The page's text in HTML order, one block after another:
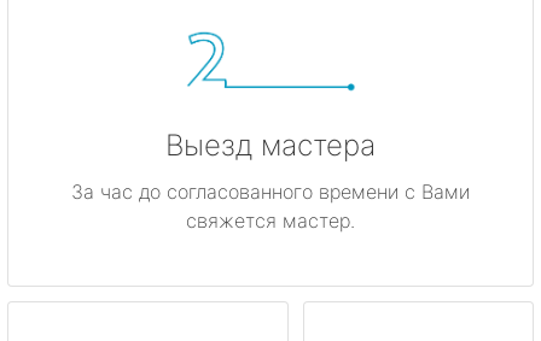
Кириши
Коммунар
Выезд мастера
За час до согласованного времени с Вами
свяжется мастер.